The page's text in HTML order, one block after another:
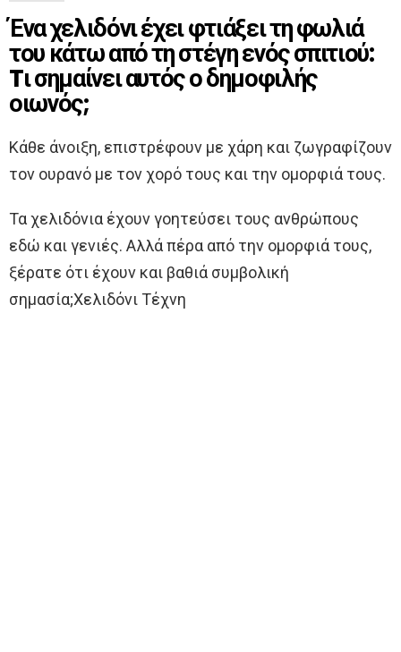
Ένα χελιδόνι έχει φτιάξει τη φωλιά
του κάτω από τη στέγη ενός σπιτιού:
Tι σημαίνει αυτός ο δημοφιλής
οιωνός;
Κάθε άνοιξη, επιστρέφουν με χάρη και ζωγραφίζουν
τον ουρανό με τον χορό τους και την ομορφιά τους.
Τα χελιδόνια έχουν γοητεύσει τους ανθρώπους
εδώ και γενιές. Αλλά πέρα ​​από την ομορφιά τους,
ξέρατε ότι έχουν και βαθιά συμβολική
σημασία;Χελιδόνι Τέχνη